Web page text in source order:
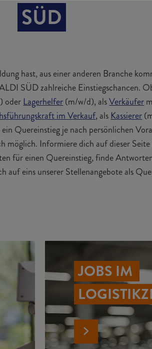
SÜD
hast, aus einer anderen Branche
SÜD zahlreiche Einstiegschancen.
oder Lagerhelfer(m/w/d), alsVerkäufer
im Verkauf, als Kassierer
Quereinstieg je nach persönlichen
möglich. Informiere dich auf dieser Seite
für einen Quereinstieg, finde
auf eins unserer Stellenangebote als
JOBS IM